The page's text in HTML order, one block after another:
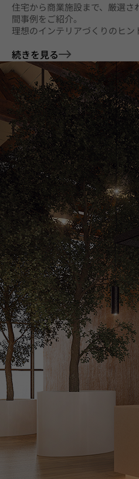
住宅から商業施設まで、厳選さ
間事例をご紹介。
理想のインテリアづくりのヒン
続きを見る